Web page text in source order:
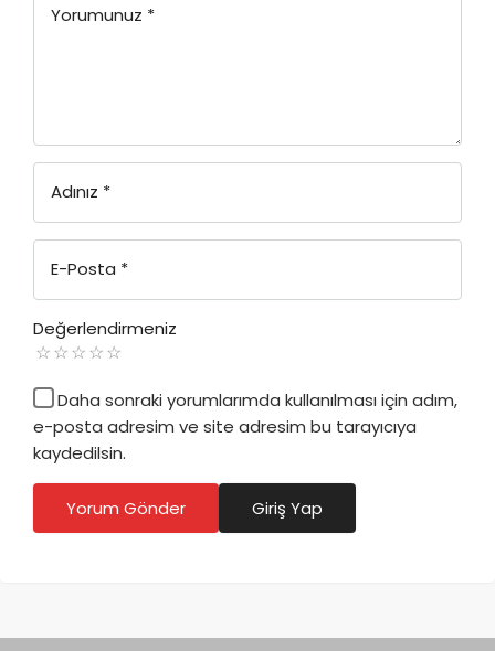
Yorumunuz *
Adınız *
E-Posta *
Değerlendirmeniz
Daha sonraki yorumlarımda kullanılması için adım,
e-posta adresim ve site adresim bu tarayıcıya
kaydedilsin.
Yorum Gönder Giriş Yap